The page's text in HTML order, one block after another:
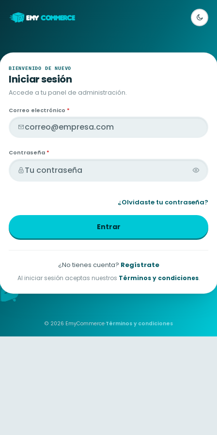
EMYCOMMERCE
BIENVENIDO DE NUEVO
Iniciar sesión
Accede a tu panel de administración.
Correo electrónico *
Contraseña *
¿Olvidaste tu contraseña?
Entrar
¿No tienes cuenta? Regístrate
Al iniciar sesión aceptas nuestros Términos y condiciones.
© 2026 EmyCommerce·Términos y condiciones